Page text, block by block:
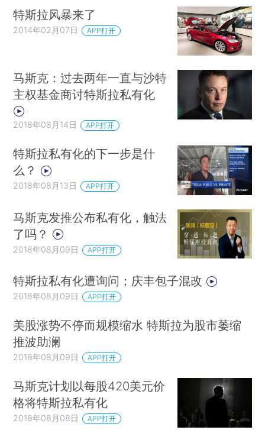
特斯拉风暴来了
2014年02月07日 APP打开
马斯克：过去两年一直与沙特
主权基金商讨特斯拉私有化
2018年08月14日 APP打开
特斯拉私有化的下一步是什
么？
2018年08月13日 APP打开
马斯克发推公布私有化，触法
了吗？
2018年08月09日 APP打开
特斯拉私有化遭询问；庆丰包子混改
2018年08月09日 APP打开
美股涨势不停而规模缩水 特斯拉为股市萎缩
推波助澜
2018年08月09日 APP打开
马斯克计划以每股420美元价
格将特斯拉私有化
2018年08月08日 APP打开